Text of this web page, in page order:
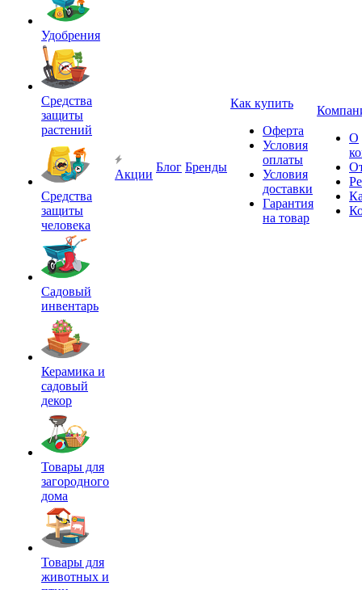
Удобрения
Средства
защиты
растений
Средства
защиты
человека
Садовый
инвентарь
Керамика и
садовый
декор
Товары для
загородного
дома
Товары для
животных и
Акции
Блог Бренды
Как купить
Оферта
Условия
оплаты
Условия
доставки
Гарантия
на товар
О